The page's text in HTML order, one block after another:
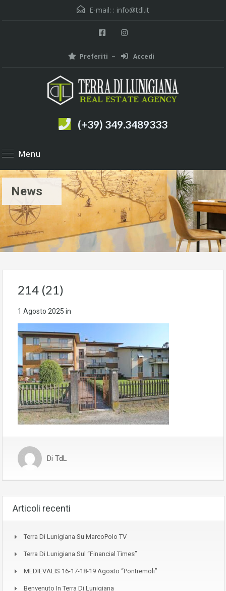
E-mail: : info@tdl.it
Preferiti Accedi
(+39) 349.3489333
Menu
News
214 (21)
1 Agosto 2025 in
Di TdL
Articoli recenti
Terra Di Lunigiana Su MarcoPolo TV
Terra Di Lunigiana Sul “Financial Times”
MEDIEVALIS 16-17-18-19 Agosto “Pontremoli”
Benvenuto In Terra Di Lunigiana